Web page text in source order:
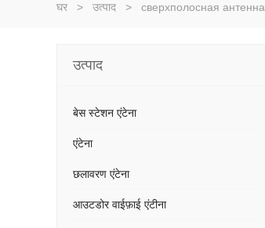
घर > उत्पाद > сверхполосная антенна
उत्पाद
बेस स्टेशन एंटेना
एंटेना
छलावरण एंटेना
आउटडोर वाईफ़ाई एंटीना